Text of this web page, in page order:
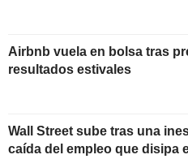
Airbnb vuela en bolsa tras
resultados estivales
Wall Street sube tras una
caída del empleo que disipa